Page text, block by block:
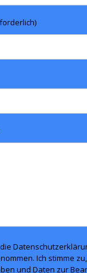
Ich stimme
und Daten zur